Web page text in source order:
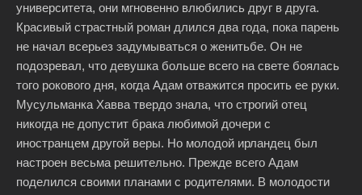
университета, они мгновенно влюбились друг в друга.
Красивый страстный роман длился два года, пока парень
не начал всерьез задумываться о женитьбе. Он не
подозревал, что девушка больше всего на свете боялась
того рокового дня, когда Адам отважится просить ее руки.
Мусульманка Хавва твердо знала, что строгий отец
никогда не допустит брака любимой дочери с
иностранцем другой веры. Но молодой ирландец был
настроен весьма решительно. Прежде всего Адам
поделился своими планами с родителями. В молодости